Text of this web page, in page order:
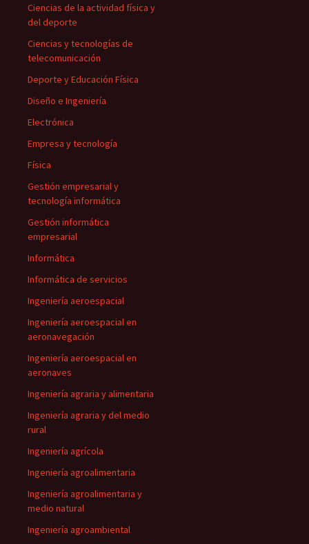
Ciencias de la actividad física y
del deporte
Ciencias y tecnologías de
telecomunicación
Deporte y Educación Física
Diseño e Ingeniería
Electrónica
Empresa y tecnología
Física
Gestión empresarial y
tecnología informática
Gestión informática
empresarial
Informática
Informática de servicios
Ingeniería aeroespacial
Ingeniería aeroespacial en
aeronavegación
Ingeniería aeroespacial en
aeronaves
Ingeniería agraria y alimentaria
Ingeniería agraria y del medio
rural
Ingeniería agrícola
Ingeniería agroalimentaria
Ingeniería agroalimentaria y
medio natural
Ingeniería agroambiental